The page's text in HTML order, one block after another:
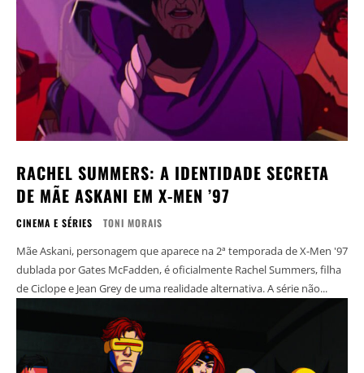
RACHEL SUMMERS: A IDENTIDADE SECRETA
DE MÃE ASKANI EM X-MEN ’97
CINEMA E SÉRIES TONI MORAIS
Mãe Askani, personagem que aparece na 2ª temporada de X-Men '97
dublada por Gates McFadden, é oficialmente Rachel Summers, filha
de Ciclope e Jean Grey de uma realidade alternativa. A série não...